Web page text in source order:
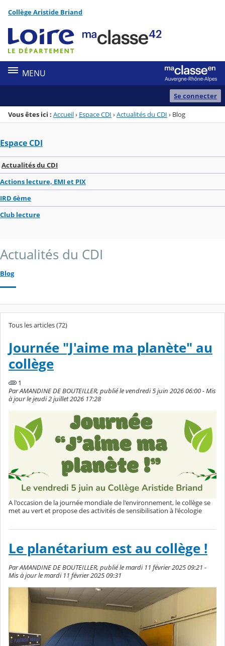
Menu de la rubrique
Contenu
Collège Aristide Briand
MENU
Se connecter
Vous êtes ici : Accueil› Espace CDI ›Actualités du CDI › Blog
Espace CDI
Actualités du CDI
Actions lecture, EMI et PIX
IRD 6ème
Club lecture
Actualités du CDI
Blog
Tous les articles (72)
Journée "J'aime ma planète" au
collège
1
Par AMANDINE DE BOUTEILLER, publié le vendredi 5 juin 2026 06:00 - Mis
à jour le jeudi 2 juillet 2026 17:28
A l'occasion de la journée mondiale de l'environnement, le collège se
met au vert et propose des activités de sensibilisation à l'écologie
Le planétarium est au collège !
Par AMANDINE DE BOUTEILLER, publié le mardi 11 février 2025 09:21 -
Mis à jour le mardi 11 février 2025 09:31